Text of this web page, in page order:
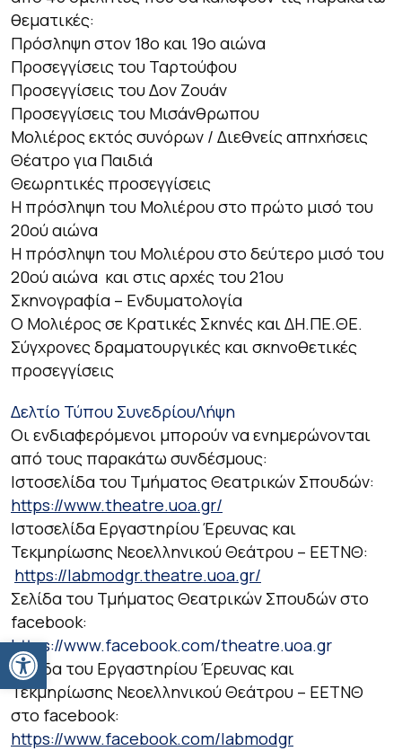
Ανοίξτε τη γραμμή εργαλείων
θεματικές:
Πρόσληψη στον 18ο και 19ο αιώνα
Προσεγγίσεις του Ταρτούφου
Προσεγγίσεις τουΔον Ζουάν
Προσεγγίσεις του Μισάνθρωπου
Μολιέρος εκτός συνόρων / Διεθνείς απηχήσεις
Θέατρο για Παιδιά
Θεωρητικές προσεγγίσεις
Η πρόσληψη του Μολιέρου στο πρώτο μισό του
20ού αιώνα
Η πρόσληψη του Μολιέρου στο δεύτερο μισό του
20ού αιώνα και στις αρχές του 21ου
Σκηνογραφία – Ενδυματολογία
Ο Μολιέρος σε Κρατικές Σκηνές και ΔΗ.ΠΕ.ΘΕ.
Σύγχρονες δραματουργικές και σκηνοθετικές
προσεγγίσεις
Δελτίο Τύπου ΣυνεδρίουΛήψη
Οι ενδιαφερόμενοι μπορούν να ενημερώνονται
από τους παρακάτω συνδέσμους:
Ιστοσελίδα του Τμήματος Θεατρικών Σπουδών:
https://www.theatre.uoa.gr/
Ιστοσελίδα Εργαστηρίου Έρευνας και
Τεκμηρίωσης Νεοελληνικού Θεάτρου – ΕΕΤΝΘ:
https://labmodgr.theatre.uoa.gr/
Σελίδα του Τμήματος Θεατρικών Σπουδών στο
facebook:
https://www.facebook.com/theatre.uoa.gr
Σελίδα του Εργαστηρίου Έρευνας και
Τεκμηρίωσης Νεοελληνικού Θεάτρου – ΕΕΤΝΘ
στο facebook:
https://www.facebook.com/labmodgr